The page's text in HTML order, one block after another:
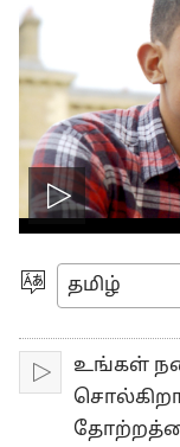
Play
video
மொழியை
இயக்கவும்
உங்கள்